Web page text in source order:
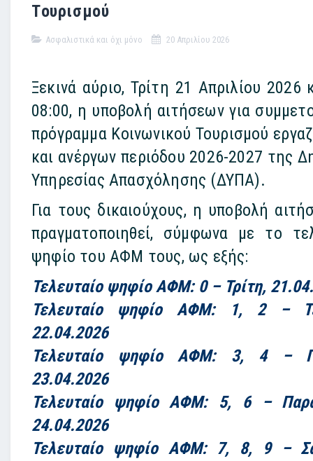
Tουρισμού
Ασφαλιστικά και όχι μόνο 20 Απριλίου 2026
Ξεκινά αύριο, Τρίτη 21 Απριλίου 2026
08:00, η υποβολή αιτήσεων για
πρόγραμμα Κοινωνικού Τουρισμού ερ
και ανέργων περιόδου 2026-2027 της
Υπηρεσίας Απασχόλησης (ΔΥΠΑ).
Για τους δικαιούχους, η υποβολή
πραγματοποιηθεί, σύμφωνα με το
ψηφίο του ΑΦΜ τους, ως εξής:
Τελευταίο ψηφίο ΑΦΜ: 0 – Τρίτη,
Τελευταίο ψηφίο ΑΦΜ: 1, 2 –
22.04.2026
Τελευταίο ψηφίο ΑΦΜ: 3, 4 –
23.04.2026
Τελευταίο ψηφίο ΑΦΜ: 5, 6 –
24.04.2026
Τελευταίο ψηφίο ΑΦΜ: 7, 8, 9 –